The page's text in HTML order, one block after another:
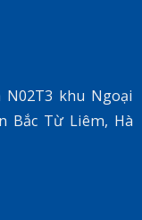
N02T3 khu Ngoại
Bắc Từ Liêm, Hà